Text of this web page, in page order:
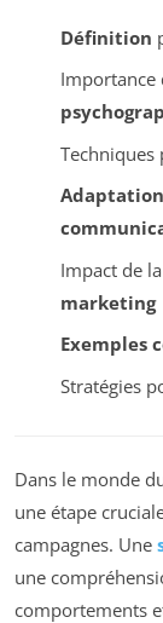
Définition
Importance
Adaptation
Impact de la
marketing
Exemples
Stratégies
Dans le monde
une étape
campagnes. Une
une
comportements